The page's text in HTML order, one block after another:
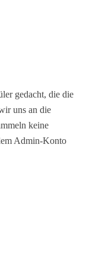
gedacht, die die
uns an die
keine
Admin-Konto